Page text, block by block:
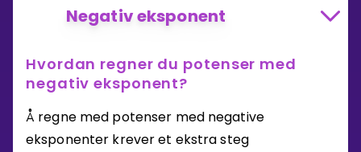
Negativ eksponent
Hvordan regner du potenser med
negativ eksponent?
Å regne med potenser med negative
eksponenter krever et ekstra steg